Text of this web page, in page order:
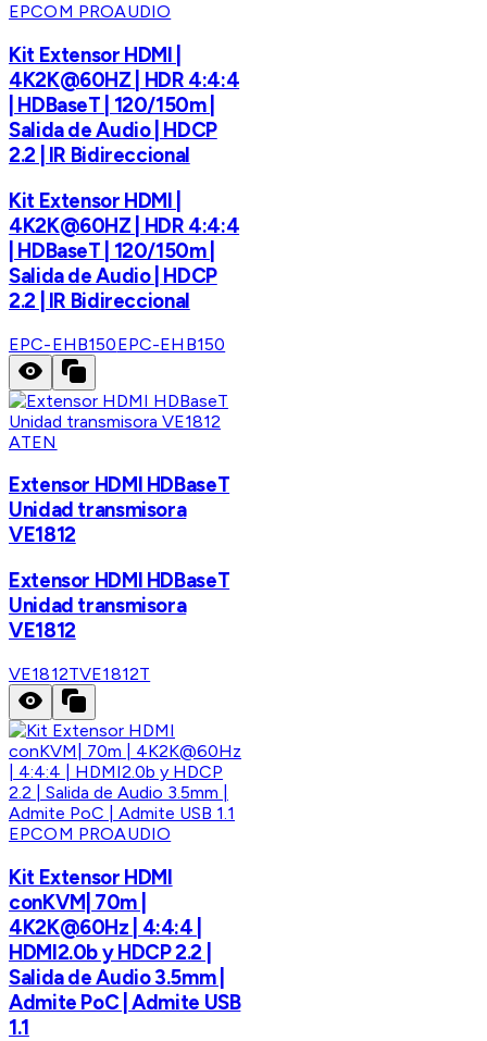
EPCOM PROAUDIO
Kit Extensor HDMI |
4K2K@60HZ | HDR 4:4:4
| HDBaseT | 120/150m |
Salida de Audio | HDCP
2.2 | IR Bidireccional
Kit Extensor HDMI |
4K2K@60HZ | HDR 4:4:4
| HDBaseT | 120/150m |
Salida de Audio | HDCP
2.2 | IR Bidireccional
EPC-EHB150EPC-EHB150
ATEN
Extensor HDMI HDBaseT
Unidad transmisora
VE1812
Extensor HDMI HDBaseT
Unidad transmisora
VE1812
VE1812TVE1812T
EPCOM PROAUDIO
Kit Extensor HDMI
conKVM| 70m |
4K2K@60Hz | 4:4:4 |
HDMI2.0b y HDCP 2.2 |
Salida de Audio 3.5mm |
Admite PoC | Admite USB
1.1